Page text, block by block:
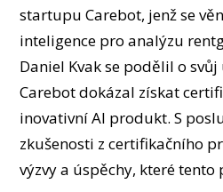
startupu Carebot, jenž se
inteligence pro analýzu
Daniel Kvak se podělil o
Carebot dokázal získat
inovativní AI produkt. S
zkušenosti z certifikačního
výzvy a úspěchy, které